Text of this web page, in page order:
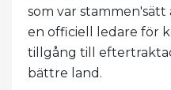
som var
en officiell ledare för
tillgång till
bättre land.